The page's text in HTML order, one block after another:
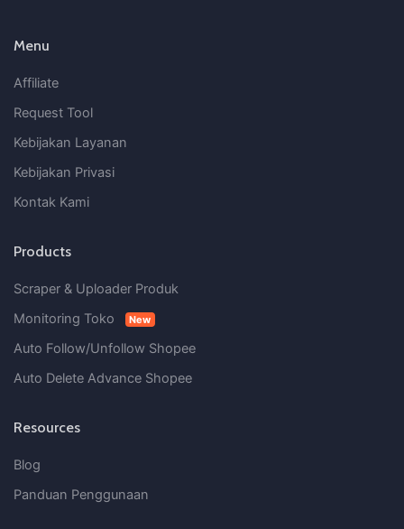
Menu
Affiliate
Request Tool
Kebijakan Layanan
Kebijakan Privasi
Kontak Kami
Products
Scraper & Uploader Produk
Monitoring Toko
New
Auto Follow/Unfollow Shopee
Auto Delete Advance Shopee
Resources
Blog
Panduan Penggunaan